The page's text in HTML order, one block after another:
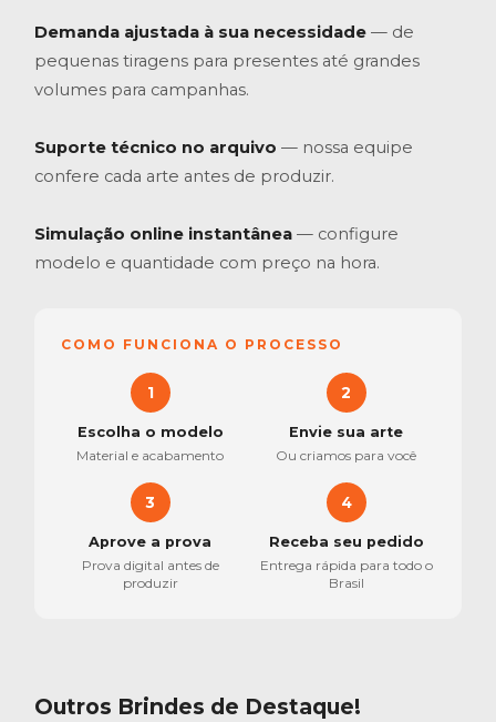
Demanda ajustada à sua necessidade — de
pequenas tiragens para presentes até grandes
volumes para campanhas.
Suporte técnico no arquivo — nossa equipe
confere cada arte antes de produzir.
Simulação online instantânea — configure
modelo e quantidade com preço na hora.
COMO FUNCIONA O PROCESSO
1
Escolha o modelo
Material e acabamento
2
Envie sua arte
Ou criamos para você
3
Aprove a prova
Prova digital antes de
produzir
4
Receba seu pedido
Entrega rápida para todo o
Brasil
Outros Brindes de Destaque!